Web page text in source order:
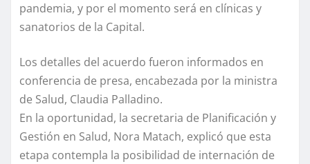
pandemia, y por el momento será en clínicas y
sanatorios de la Capital.
Los detalles del acuerdo fueron informados en
conferencia de presa, encabezada por la ministra
de Salud, Claudia Palladino.
En la oportunidad, la secretaria de Planificación y
Gestión en Salud, Nora Matach, explicó que esta
etapa contempla la posibilidad de internación de